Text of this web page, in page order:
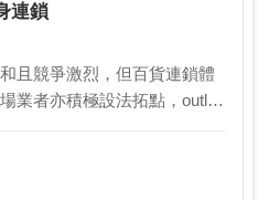
連鎖
且競爭激烈，但百貨連鎖體
業者亦積極設法拓點，outlet
中心二館預計今年…